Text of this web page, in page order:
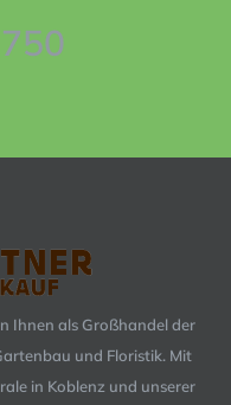
Ihnen als Großhandel der
und Floristik. Mit
in Koblenz und unserer